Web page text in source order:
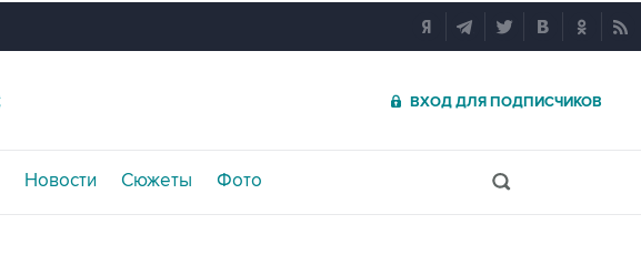
ВХОД ДЛЯ ПОДПИСЧИКОВ
Новости Сюжеты Фото